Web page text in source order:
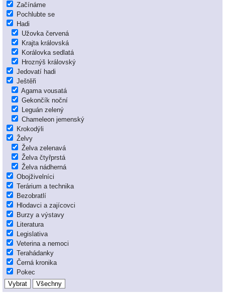
Začínáme
Pochlubte se
Hadi
Užovka červená
Krajta královská
Korálovka sedlatá
Hroznýš královský
Jedovatí hadi
Ještěři
Agama vousatá
Gekončík noční
Leguán zelený
Chameleon jemenský
Krokodýli
Želvy
Želva zelenavá
Želva čtyřprstá
Želva nádherná
Obojživelníci
Terárium a technika
Bezobratlí
Hlodavci a zajícovci
Burzy a výstavy
Literatura
Legislativa
Veterina a nemoci
Terahádanky
Černá kronika
Pokec